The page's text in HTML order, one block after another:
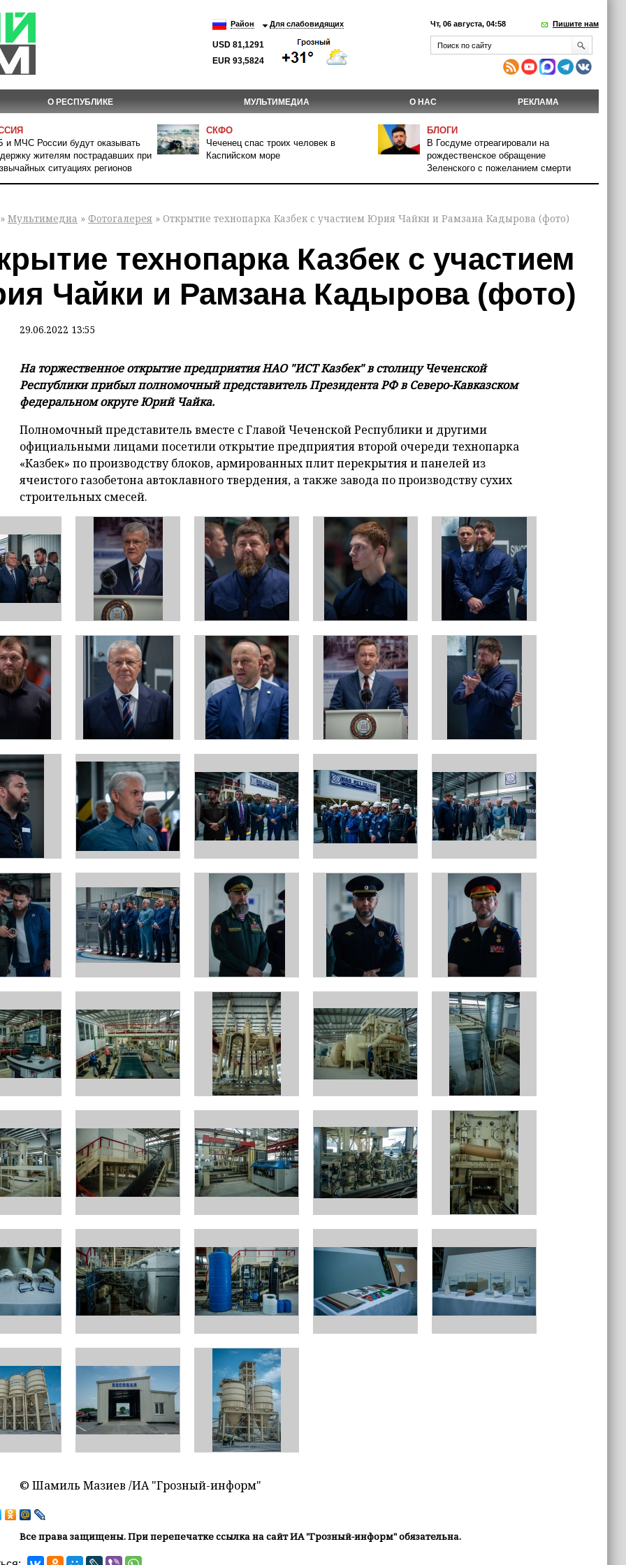
Район Для слабовидящих
USD 81,1291
EUR 93,5824
Чт, 06 августа, 04:58 Пишите нам
О РЕСПУБЛИКЕ МУЛЬТИМЕДИА О НАС РЕКЛАМА
и МЧС России будут оказывать
жителям пострадавших при
ситуациях регионов
СКФО
Чеченец спас троих человек в
Каспийском море
БЛОГИ
В Госдуме отреагировали на
рождественское обращение
Зеленского с пожеланием смерти
» Мультимедиа » Фотогалерея » Открытие технопарка Казбек с участием Юрия Чайки и Рамзана Кадырова (фото)
технопарка Казбек с участием
Чайки и Рамзана Кадырова (фото)
29.06.2022 13:55
На торжественное открытие предприятия НАО "ИСТ Казбек" в столицу Чеченской
Республики прибыл полномочный представитель Президента РФ в Северо-Кавказском
федеральном округе Юрий Чайка.
Полномочный представитель вместе с Главой Чеченской Республики и другими
официальными лицами посетили открытие предприятия второй очереди технопарка
«Казбек» по производству блоков, армированных плит перекрытия и панелей из
ячеистого газобетона автоклавного твердения, а также завода по производству сухих
строительных смесей.
© Шамиль Мазиев /ИА "Грозный-информ"
Все права защищены. При перепечатке ссылка на сайт ИА "Грозный-информ" обязательна.